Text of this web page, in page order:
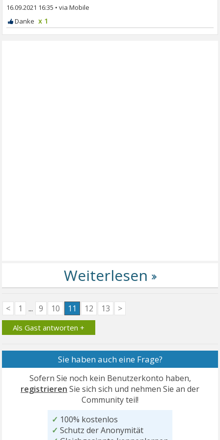
16.09.2021 16:35 •
x 1
< 1 ... 9 10 11 12 13 >
Als Gast antworten +
Sie haben auch eine Frage?
Sofern Sie noch kein Benutzerkonto haben,
registrieren Sie sich sich und nehmen Sie an der
Community teil!
✓ 100% kostenlos
✓ Schutz der Anonymität